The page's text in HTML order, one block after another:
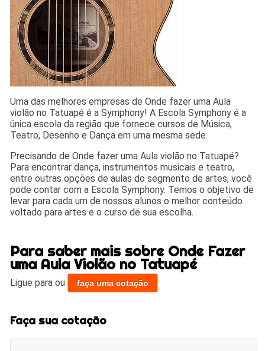
Uma das melhores empresas de Onde fazer uma Aula
violão no Tatuapé é a Symphony! A Escola Symphony é a
única escola da região que fornece cursos de Música,
Teatro, Desenho e Dança em uma mesma sede.
Precisando de Onde fazer uma Aula violão no Tatuapé?
Para encontrar dança, instrumentos musicais e teatro,
entre outras opções de aulas do segmento de artes, você
pode contar com a Escola Symphony. Temos o objetivo de
levar para cada um de nossos alunos o melhor conteúdo
voltado para artes e o curso de sua escolha.
Para saber mais sobre Onde Fazer
uma Aula Violão no Tatuapé
Ligue paraou faça uma cotação
Faça sua cotação